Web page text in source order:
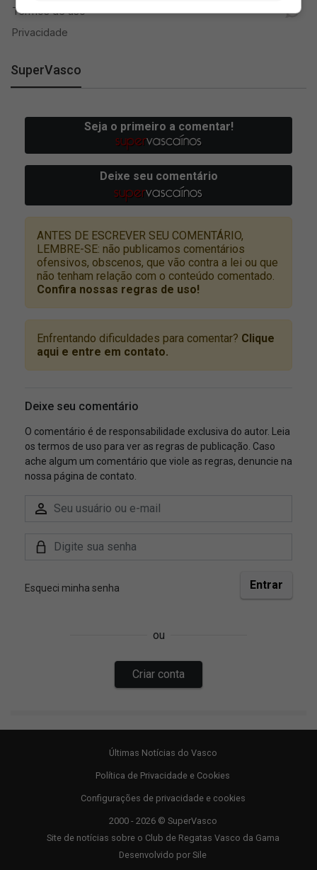
SuperVasco
Últimas Notícias do Vasco
Política de Privacidade e Cookies
Configurações de privacidade e cookies
2000 - 2026 © SuperVasco
Site de notícias sobre o Club de Regatas Vasco da Gama
Desenvolvido por Sile